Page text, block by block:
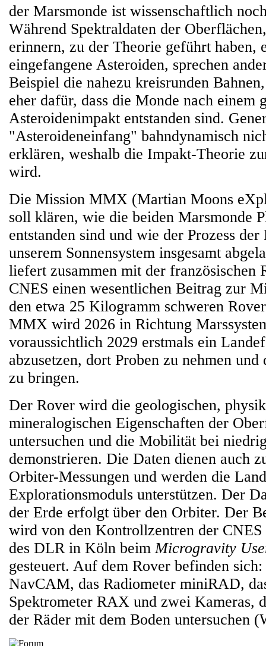
der Marsmonde ist wissenschaftlich
Während Spektraldaten der
erinnern, zu der Theorie geführt haben,
eingefangene Asteroiden, sprechen
Beispiel die nahezu kreisrunden
eher dafür, dass die Monde nach einem
Asteroidenimpakt entstanden sind.
"Asteroideneinfang" bahndynamisch
erklären, weshalb die Impakt-Theorie
wird.
Die Mission MMX (Martian Moons
soll klären, wie die beiden Marsmonde
entstanden sind und wie der Prozess
unserem Sonnensystem insgesamt
liefert zusammen mit der französischen
CNES einen wesentlichen Beitrag zur
den etwa 25 Kilogramm schweren
MMX wird 2026 in Richtung
voraussichtlich 2029 erstmals ein
abzusetzen, dort Proben zu nehmen
zu bringen.
Der Rover wird die geologischen,
mineralogischen Eigenschaften der
untersuchen und die Mobilität bei
demonstrieren. Die Daten dienen auch
Orbiter-Messungen und werden die
Explorationsmoduls unterstützen. Der
der Erde erfolgt über den Orbiter. Der
wird von den Kontrollzentren der CNES
des DLR in Köln beimMicrogravity
gesteuert. Auf dem Rover befinden
NavCAM, das Radiometer miniRAD,
Spektrometer RAX und zwei Kameras,
der Räder mit dem Boden untersuchen